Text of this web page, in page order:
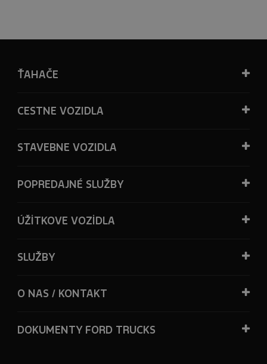
ŤAHAČE
CESTNE VOZIDLA
STAVEBNE VOZIDLA
POPREDAJNÉ SLUŽBY
ÚŽİTKOVE VOZİDLA
SLUŽBY
O NAS / KONTAKT
DOKUMENTY FORD TRUCKS